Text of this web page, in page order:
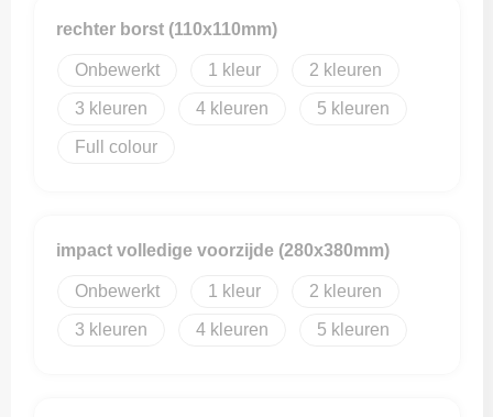
rechter borst (110x110mm)
Onbewerkt 1 2
3 4 5
Full colour
impact volledige voorzijde (280x380mm)
Onbewerkt 1 2
3 4 5